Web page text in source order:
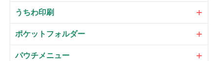
うちわ印刷
ポケットフォルダー
パウチメニュー